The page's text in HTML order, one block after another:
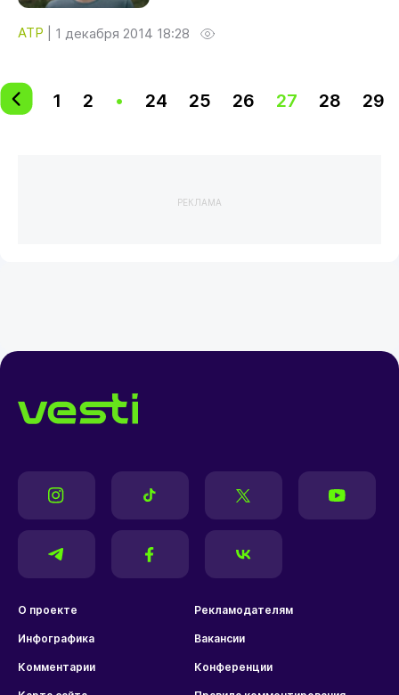
ATP 1 декабря 2014 18:28
1 2 • 24 25 26 27 28 29
РЕКЛАМА
О проекте Рекламодателям
Инфографика Вакансии
Комментарии Конференции